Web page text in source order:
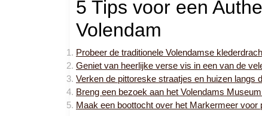
5 Tips voor een
Volendam
Probeer de traditionele Volendamse
Geniet van heerlijke verse vis in een van de
Verken de pittoreske straatjes en huizen langs
Breng een bezoek aan het Volendams
Maak een boottocht over het Markermeer